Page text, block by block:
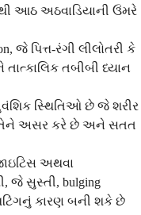
આઠ અઠવાડિયાની ઉંમરે
જે પિત્ત-રંગી લીલોતરી કે
તબીબી ધ્યાન
સ્થિતિઓ છે જે શરીર
તેને અસર કરે છે અને સતત
અથવા
જે સુસ્તી, bulging
કારણ બની શકે છે